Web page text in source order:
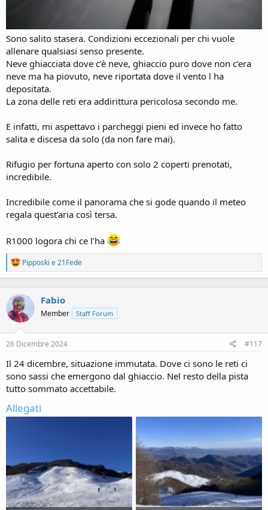
Sono salito stasera. Condizioni eccezionali per chi vuole
allenare qualsiasi senso presente.
Neve ghiacciata dove c’è neve, ghiaccio puro dove non c’era
neve ma ha piovuto, neve riportata dove il vento l ha
depositata.
La zona delle reti era addirittura pericolosa secondo me.
E infatti, mi aspettavo i parcheggi pieni ed invece ho fatto
salita e discesa da solo (da non fare mai).
Rifugio per fortuna aperto con solo 2 coperti prenotati,
incredibile.
Incredibile come il panorama che si gode quando il meteo
regala quest’aria così tersa.
R1000 logora chi ce l’ha
R
e
a
t
i
o
n
:
Pipposki e21Fede
Fabio
Member Staff Forum
26 Dicembre 2024 #117
Il 24 dicembre, situazione immutata. Dove ci sono le reti ci
sono sassi che emergono dal ghiaccio. Nel resto della pista
tutto sommato accettabile.
Allegati